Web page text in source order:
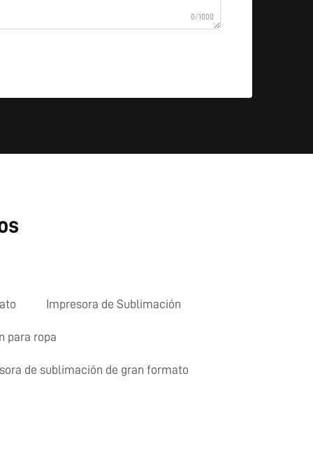
0/1000
Impresora de Sublimación
para ropa
de sublimación de gran formato